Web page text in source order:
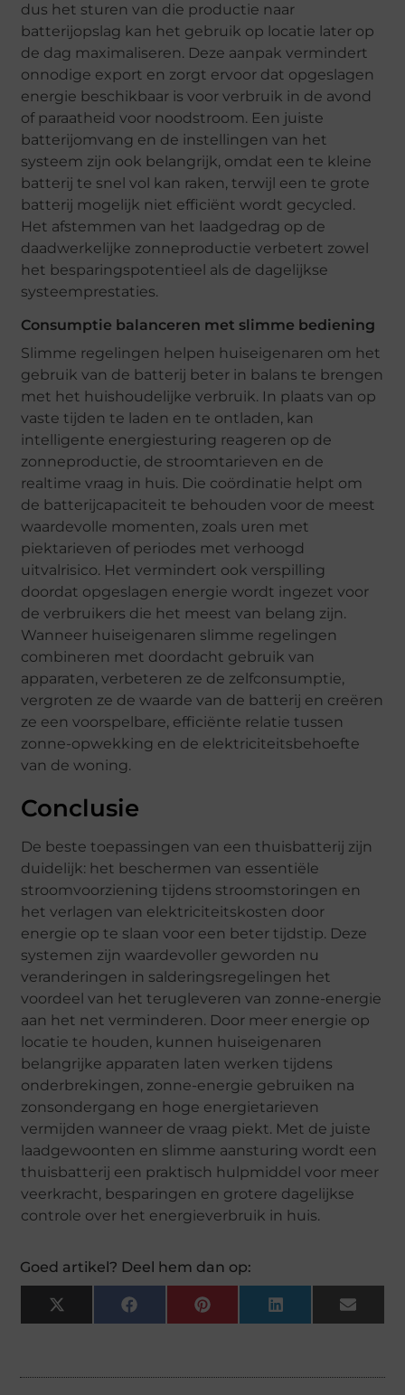
dus het sturen van die productie naar
batterijopslag kan het gebruik op locatie later op
de dag maximaliseren. Deze aanpak vermindert
onnodige export en zorgt ervoor dat opgeslagen
energie beschikbaar is voor verbruik in de avond
of paraatheid voor noodstroom. Een juiste
batterijomvang en de instellingen van het
systeem zijn ook belangrijk, omdat een te kleine
batterij te snel vol kan raken, terwijl een te grote
batterij mogelijk niet efficiënt wordt gecycled.
Het afstemmen van het laadgedrag op de
daadwerkelijke zonneproductie verbetert zowel
het besparingspotentieel als de dagelijkse
systeemprestaties.
Consumptie balanceren met slimme bediening
Slimme regelingen helpen huiseigenaren om het
gebruik van de batterij beter in balans te brengen
met het huishoudelijke verbruik. In plaats van op
vaste tijden te laden en te ontladen, kan
intelligente energiesturing reageren op de
zonneproductie, de stroomtarieven en de
realtime vraag in huis. Die coördinatie helpt om
de batterijcapaciteit te behouden voor de meest
waardevolle momenten, zoals uren met
piektarieven of periodes met verhoogd
uitvalrisico. Het vermindert ook verspilling
doordat opgeslagen energie wordt ingezet voor
de verbruikers die het meest van belang zijn.
Wanneer huiseigenaren slimme regelingen
combineren met doordacht gebruik van
apparaten, verbeteren ze de zelfconsumptie,
vergroten ze de waarde van de batterij en creëren
ze een voorspelbare, efficiënte relatie tussen
zonne-opwekking en de elektriciteitsbehoefte
van de woning.
Conclusie
De beste toepassingen van een thuisbatterij zijn
duidelijk: het beschermen van essentiële
stroomvoorziening tijdens stroomstoringen en
het verlagen van elektriciteitskosten door
energie op te slaan voor een beter tijdstip. Deze
systemen zijn waardevoller geworden nu
veranderingen in salderingsregelingen het
voordeel van het terugleveren van zonne-energie
aan het net verminderen. Door meer energie op
locatie te houden, kunnen huiseigenaren
belangrijke apparaten laten werken tijdens
onderbrekingen, zonne-energie gebruiken na
zonsondergang en hoge energietarieven
vermijden wanneer de vraag piekt. Met de juiste
laadgewoonten en slimme aansturing wordt een
thuisbatterij een praktisch hulpmiddel voor meer
veerkracht, besparingen en grotere dagelijkse
controle over het energieverbruik in huis.
Goed artikel? Deel hem dan op:
X
(Twitter)
FacebookPinterestLinkedInEmail